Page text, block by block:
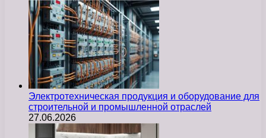
Электротехническая продукция и оборудование для
строительной и промышленной отраслей
27.06.2026